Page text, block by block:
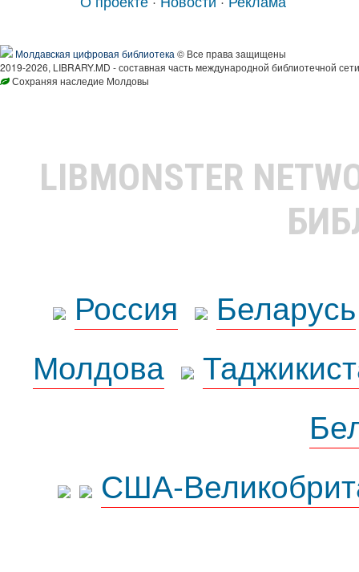
Молдавская цифровая библиотека © Все права защищены
2019-2026, LIBRARY.MD - составная часть международной библиотечной
Сохраняя наследие Молдовы
LIBMONSTER
Россия
Беларусь
Молдова
США-